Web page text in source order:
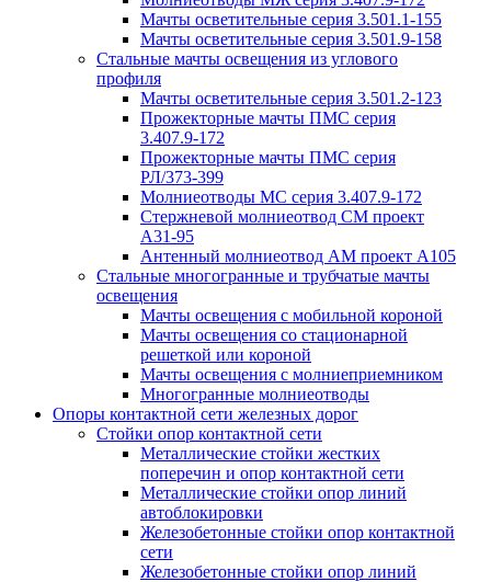
Мачты осветительные серия 3.501.1-155
Мачты осветительные серия 3.501.9-158
Стальные мачты освещения из углового
профиля
Мачты осветительные серия 3.501.2-123
Прожекторные мачты ПМС серия
3.407.9-172
Прожекторные мачты ПМС серия
РЛ/373-399
Молниеотводы МС серия 3.407.9-172
Стержневой молниеотвод СМ проект
А31-95
Антенный молниеотвод АМ проект А105
Стальные многогранные и трубчатые мачты
освещения
Мачты освещения с мобильной короной
Мачты освещения со стационарной
решеткой или короной
Мачты освещения с молниеприемником
Многогранные молниеотводы
Опоры контактной сети железных дорог
Стойки опор контактной сети
Металлические стойки жестких
поперечин и опор контактной сети
Металлические стойки опор линий
автоблокировки
Железобетонные стойки опор контактной
сети
Железобетонные стойки опор линий